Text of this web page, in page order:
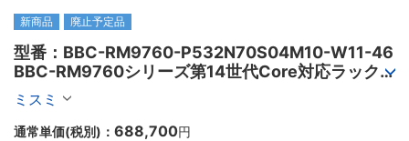
新商品 廃止予定品
型番：BBC-RM9760-P532N70S04M10-W11-46
BBC-RM9760シリーズ第14世代Core対応ラック
マウント3PCIe
ミスミ
通常単価(税別)： 688,700円